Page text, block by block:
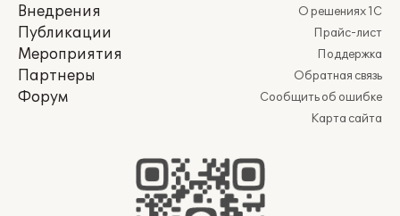
Внедрения
Публикации
Мероприятия
Партнеры
Форум
О решениях 1С
Прайс-лист
Поддержка
Обратная связь
Сообщить об ошибке
Карта сайта